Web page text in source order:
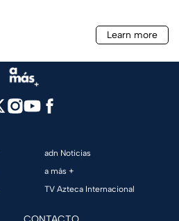
adn Noticias
a más +
TV Azteca Internacional